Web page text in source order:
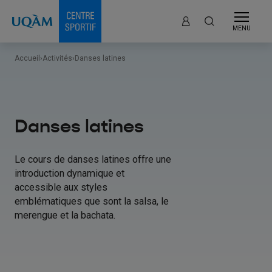
MENU
Accueil ›Activités› Danses latines
Danses latines
Le cours de danses latines offre une
introduction dynamique et
accessible aux styles
emblématiques que sont la salsa, le
merengue et la bachata.